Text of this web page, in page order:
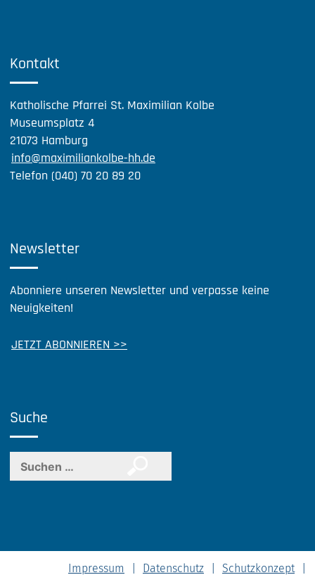
Kontakt
Katholische Pfarrei St. Maximilian Kolbe
Museumsplatz 4
21073 Hamburg
info@maximiliankolbe-hh.de
Telefon (040) 70 20 89 20
Newsletter
Abonniere unseren Newsletter und verpasse keine
Neuigkeiten!
JETZT ABONNIEREN >>
Suche
Suchen
nach:
Impressum Datenschutz Schutzkonzept